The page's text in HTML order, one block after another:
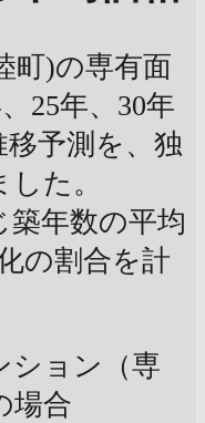
町)の専有面
25年、30年
予測を、独
た。
築年数の平均
の割合を計
ション（専
場合